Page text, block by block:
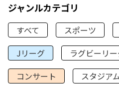
ジャンルカテゴリ
すべて スポーツ
Jリーグ
ラグビーリ
コンサート
スタジア